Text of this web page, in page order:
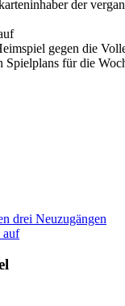
der
gegen die
für die
drei Neuzugängen
auf